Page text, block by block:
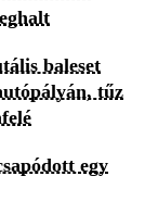
baleset
tűz
egy